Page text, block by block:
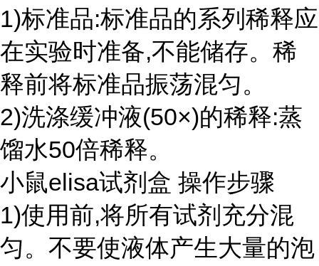
1)标准品:标准品的系列稀释应
在实验时准备,不能储存。稀
释前将标准品振荡混匀。
2)洗涤缓冲液(50×)的稀释:蒸
馏水50倍稀释。
小鼠elisa试剂盒 操作步骤
1)使用前,将所有试剂充分混
匀。不要使液体产生大量的泡